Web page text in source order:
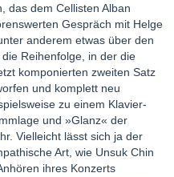
das dem Cellisten Alban
Gespräch mit Helge
anderem etwas über den
Reihenfolge, in der die
komponierten zweiten Satz
und komplett neu
zu einem Klavier-
und »Glanz« der
Vielleicht lässt sich ja der
Art, wie Unsuk Chin
ihres Konzerts